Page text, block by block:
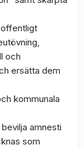
och
ersätta dem
kommunala
amnesti
som